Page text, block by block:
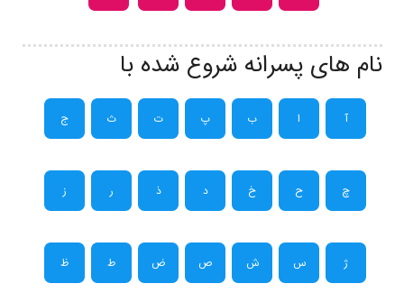
نام های پسرانه شروع شده با
آ ا ب پ ت ث ج
چ ح خ د ذ ر ز
ژ س ش ص ض ط ظ